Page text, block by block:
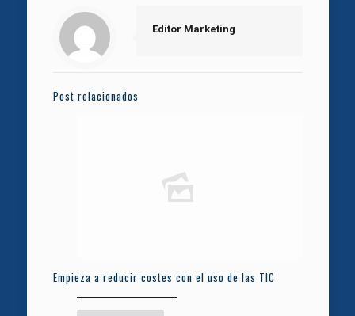
Editor Marketing
Post relacionados
Empieza a reducir costes con el uso de las TIC